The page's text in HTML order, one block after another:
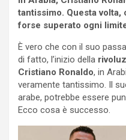
tantissimo. Questa
forse superato ogni
È vero che con il suo
di fatto, l’inizio della
Cristiano Ronaldo, in
veramente tantissimo. Il
arabe, potrebbe essere
Ecco cosa è successo.